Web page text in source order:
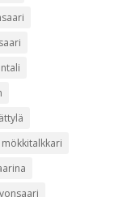
mökkitalkkari